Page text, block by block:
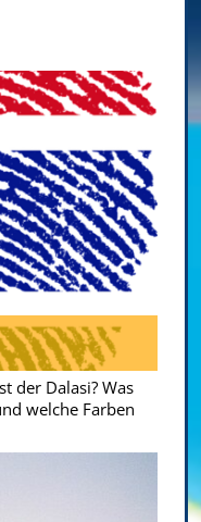
der Dalasi? Was
welche Farben